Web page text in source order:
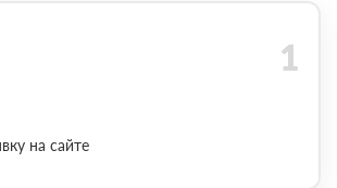
на сайте